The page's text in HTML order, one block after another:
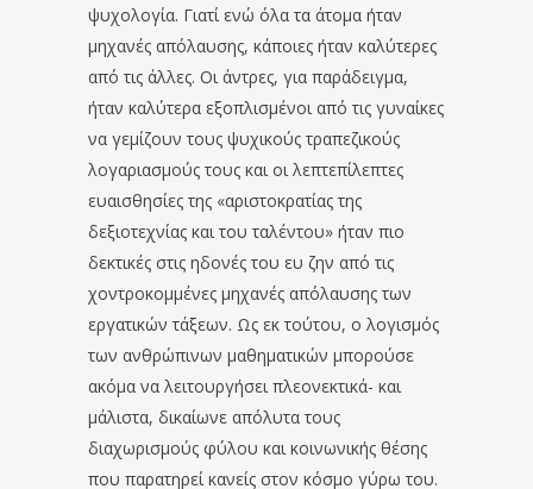
ψυχολογία. Γιατί ενώ όλα τα άτομα ήταν
μηχανές απόλαυσης, κάποιες ήταν καλύτερες
από τις άλλες. Οι άντρες, για παράδειγμα,
ήταν καλύτερα εξοπλισμένοι από τις γυναίκες
να γεμίζουν τους ψυχικούς τραπεζικούς
λογαριασμούς τους και οι λεπτεπίλεπτες
ευαισθησίες της «αριστοκρατίας της
δεξιοτεχνίας και του ταλέντου» ήταν πιο
δεκτικές στις ηδονές του ευ ζην από τις
χοντροκομμένες μηχανές απόλαυσης των
εργατικών τάξεων. Ως εκ τούτου, ο λογισμός
των ανθρώπινων μαθηματικών μπορούσε
ακόμα να λειτουργήσει πλεονεκτικά- και
μάλιστα, δικαίωνε απόλυτα τους
διαχωρισμούς φύλου και κοινωνικής θέσης
που παρατηρεί κανείς στον κόσμο γύρω του.